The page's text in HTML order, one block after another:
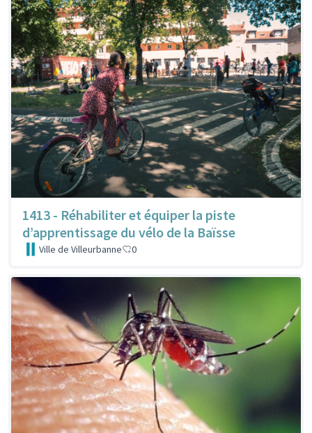
1413 - Réhabiliter et équiper la piste
d’apprentissage du vélo de la Baïsse
Ville de Villeurbanne 0